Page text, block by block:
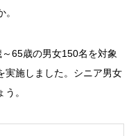
～65歳の男女150名を対象
実施しました。シニア男女
。